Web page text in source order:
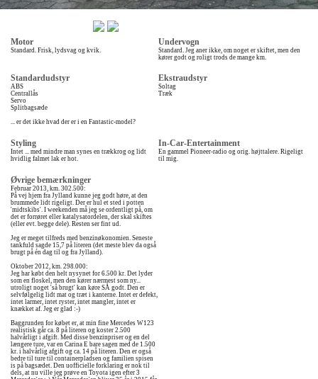
Motor
Standard. Frisk, lydsvag og kvik.
Undervogn
Standard. Jeg aner ikke, om noget er skiftet, men den
kører godt og roligt trods de mange km.
Standardudstyr
ABS
Centrallås
Servo
Splitbagsæde
... er det ikke hvad der er i en Fantastic-model?
Ekstraudstyr
Soltag
Træk
Styling
Intet ... med mindre man synes en trækkrog og lidt
hvidlig falmet lak er hot.
In-Car-Entertainment
En gammel Pioneer-radio og orig. højttalere. Rigeligt
til mig.
Øvrige bemærkninger
Februar 2013, km. 302.500:
På vej hjem fra Jylland kunne jeg godt høre, at den
brummede lidt rigeligt. Der er hul et sted i potten
'midtskibs'. I weekenden må jeg se ordentligt på, om
det er forrøret eller katalysatordelen, der skal skiftes
(eller evt. begge dele). Resten ser fint ud.
Jeg er meget tilfreds med benzinøkonomien. Seneste
tankfuld sagde 15,7 på literen (det meste blev da også
brugt på én dag til og fra Jylland).
Oktober 2012, km. 298.000:
Jeg har købt den helt nysynet for 6.500 kr. Det lyder
som en floskel, men den kører nærmest som ny...
utroligt noget 'så brugt' kan køre SÅ godt. Den er
selvfølgelig lidt mat og træt i kanterne. Intet er defekt,
intet larmer, intet ryster, intet mangler, intet er
knækket af. Jeg er glad :-)
Baggrunden for købet er, at min fine Mercedes W123
realistisk går ca. 8 på literen og koster 2.500
halvårligt i afgift. Med disse benzinpriser og en del
længere ture, var en Carina E bare sagen med de 1.500
kr. i halvårlig afgift og ca. 14 på literen. Den er også
bedre til ture til containerpladsen og familien spisen
is på bagsædet. Den uofficielle forklaring er nok til
dels, at nu ville jeg prøve en Toyota igen efter 3